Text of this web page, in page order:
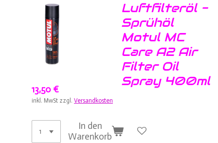
Luftfilteröl -
Sprühöl
Motul MC
Care A2 Air
Filter Oil
Spray 400ml
13,50 €
inkl. MwSt zzgl. Versandkosten
In den
Warenkorb